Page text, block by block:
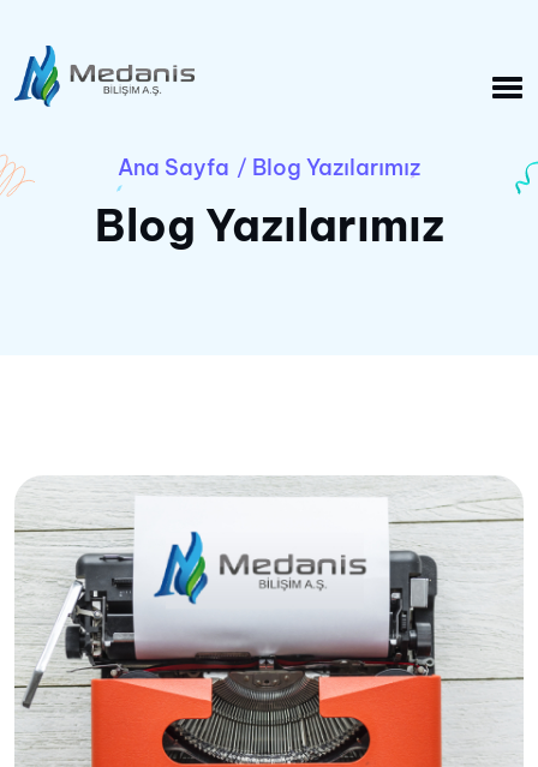
Ana Sayfa / Blog Yazılarımız
Blog Yazılarımız